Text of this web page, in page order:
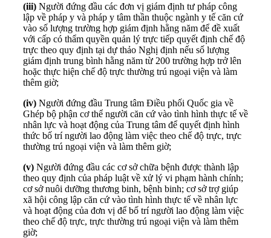
(iii) Người đứng đầu các đơn vị giám định tư pháp công
lập về pháp y và pháp y tâm thần thuộc ngành y tế căn cứ
vào số lượng trường hợp giám định hằng năm để đề xuất
với cấp có thẩm quyền quản lý trực tiếp quyết định chế độ
trực theo quy định tại dự thảo Nghị định nếu số lượng
giám định trung bình hằng năm từ 200 trường hợp trở lên
hoặc thực hiện chế độ trực thường trú ngoại viện và làm
thêm giờ;
(iv) Người đứng đầu Trung tâm Điều phối Quốc gia về
Ghép bộ phận cơ thể người căn cứ vào tình hình thực tế về
nhân lực và hoạt động của Trung tâm để quyết định hình
thức bố trí người lao động làm việc theo chế độ trực, trực
thường trú ngoại viện và làm thêm giờ;
(v) Người đứng đầu các cơ sở chữa bệnh được thành lập
theo quy định của pháp luật về xử lý vi phạm hành chính;
cơ sở nuôi dưỡng thương binh, bệnh binh; cơ sở trợ giúp
xã hội công lập căn cứ vào tình hình thực tế về nhân lực
và hoạt động của đơn vị để bố trí người lao động làm việc
theo chế độ trực, trực thường trú ngoại viện và làm thêm
giờ;